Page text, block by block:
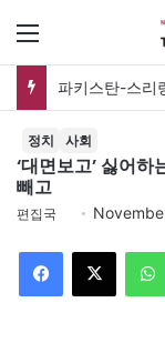
파키스탄-스리
정치 사회
‘대면보고’ 싫어
빼고
편집국